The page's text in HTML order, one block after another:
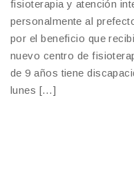
fisioterapia y atención
personalmente al
por el beneficio que
nuevo centro de
de 9 años tiene
lunes […]